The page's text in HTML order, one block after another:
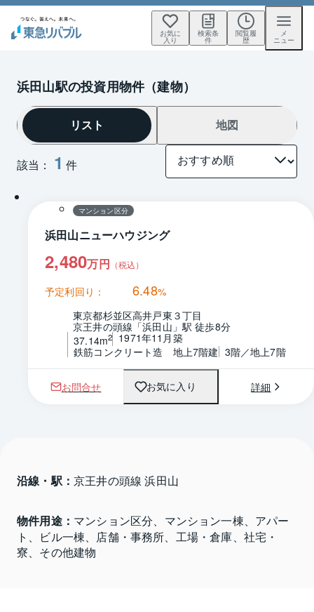
お気に
入り
検索条
件
閲覧履
歴
メ
ニュー
浜田山駅の投資用物件（建物）
該当： 1 件
リスト 地図
間取り
マンション区分
浜田山ニューハウジング
2,480万円 （税込）
予定利回り： 6.48%
東京都杉並区高井戸東３丁目
京王井の頭線「浜田山」駅 徒歩8分
37.14m2
1971年11月築
鉄筋コンクリート造　地上7階建 3階／地上7階
お問合せ お気に入り 詳細
沿線・駅： 京王井の頭線 浜田山
物件用途： マンション区分、マンション一棟、アパー
ト、ビル一棟、店舗・事務所、工場・倉庫、社宅・
寮、その他建物